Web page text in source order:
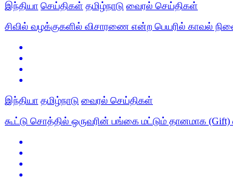
இந்தியா செய்திகள் தமிழ்நாடு வைரல் செய்திகள்
சிவில் வழக்குகளில் விசாரணை என்ற பெயரில் காவல்
இந்தியா தமிழ்நாடு வைரல் செய்திகள்
கூட்டு சொத்தில் ஒருவரின் பங்கை மட்டும் தானமாக